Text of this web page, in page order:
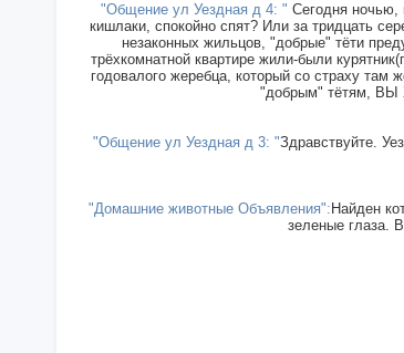
"Общение ул Уездная д 4: " Сегодня ночью,
кишлаки, спокойно спят? Или за тридцать
незаконных жильцов, "добрые" тёти
трёхкомнатной квартире жили-были
годовалого жеребца, который со страху
"добрым" тётям, ВЫ
"Общение ул Уездная д 3: "Здравствуйте.
"Домашние животные Объявления": Найден
зеленые глаза.